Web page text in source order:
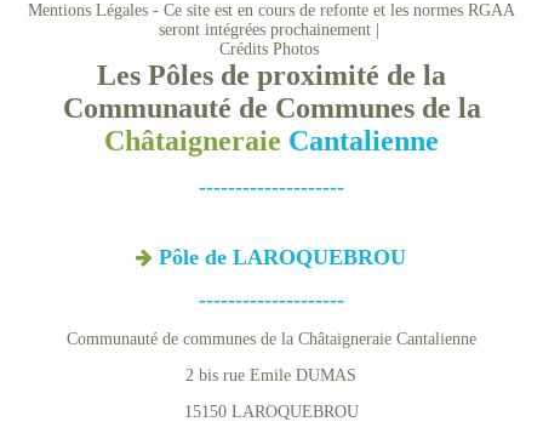
Mentions Légales - Ce site est en cours de refonte et les normes RGAA
seront intégrées prochainement
Crédits Photos
Les Pôles de proximité de la
Communauté de Communes de la
Châtaigneraie Cantalienne
--------------------
Pôle de LAROQUEBROU
--------------------
Communauté de communes de la Châtaigneraie Cantalienne
2 bis rue Emile DUMAS
15150 LAROQUEBROU